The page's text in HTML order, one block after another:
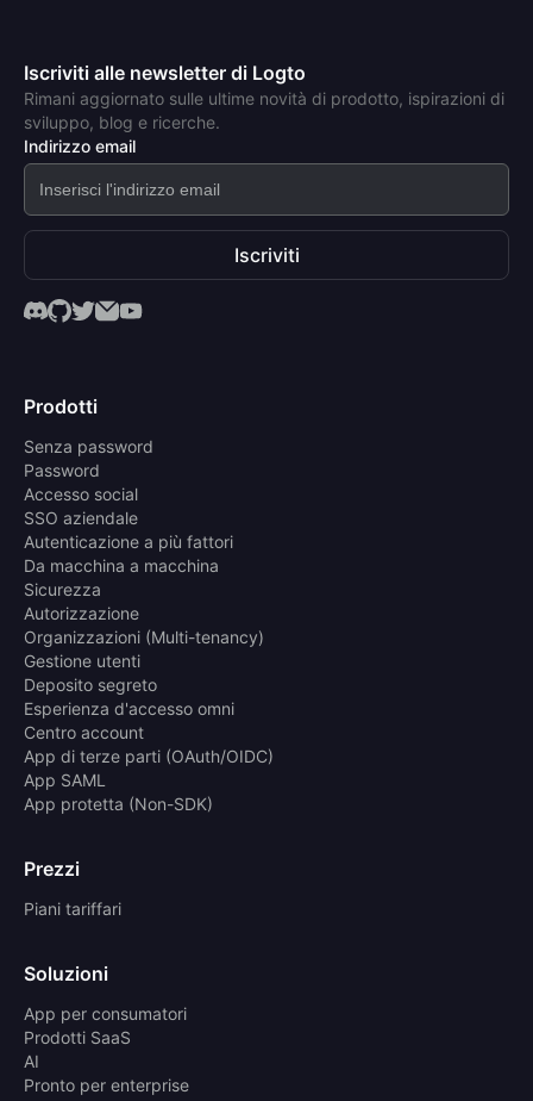
Iscriviti alle newsletter di Logto
Rimani aggiornato sulle ultime novità di prodotto, ispirazioni di
sviluppo, blog e ricerche.
Indirizzo email
Iscriviti
Prodotti
Senza password
Password
Accesso social
SSO aziendale
Autenticazione a più fattori
Da macchina a macchina
Sicurezza
Autorizzazione
Organizzazioni (Multi-tenancy)
Gestione utenti
Deposito segreto
Esperienza d'accesso omni
Centro account
App di terze parti (OAuth/OIDC)
App SAML
App protetta (Non-SDK)
Prezzi
Piani tariffari
Soluzioni
App per consumatori
Prodotti SaaS
AI
Pronto per enterprise